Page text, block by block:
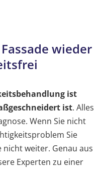
wieder
ist
ist. Alles
Wenn Sie nicht
Sie
weiter. Genau aus
Experten zu einer